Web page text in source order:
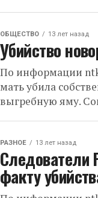
ОБЩЕСТВО 13 лет назад
Убийство
По информации
мать убила
выгребную яму.
РАЗНОЕ 13 лет назад
Следователи
факту